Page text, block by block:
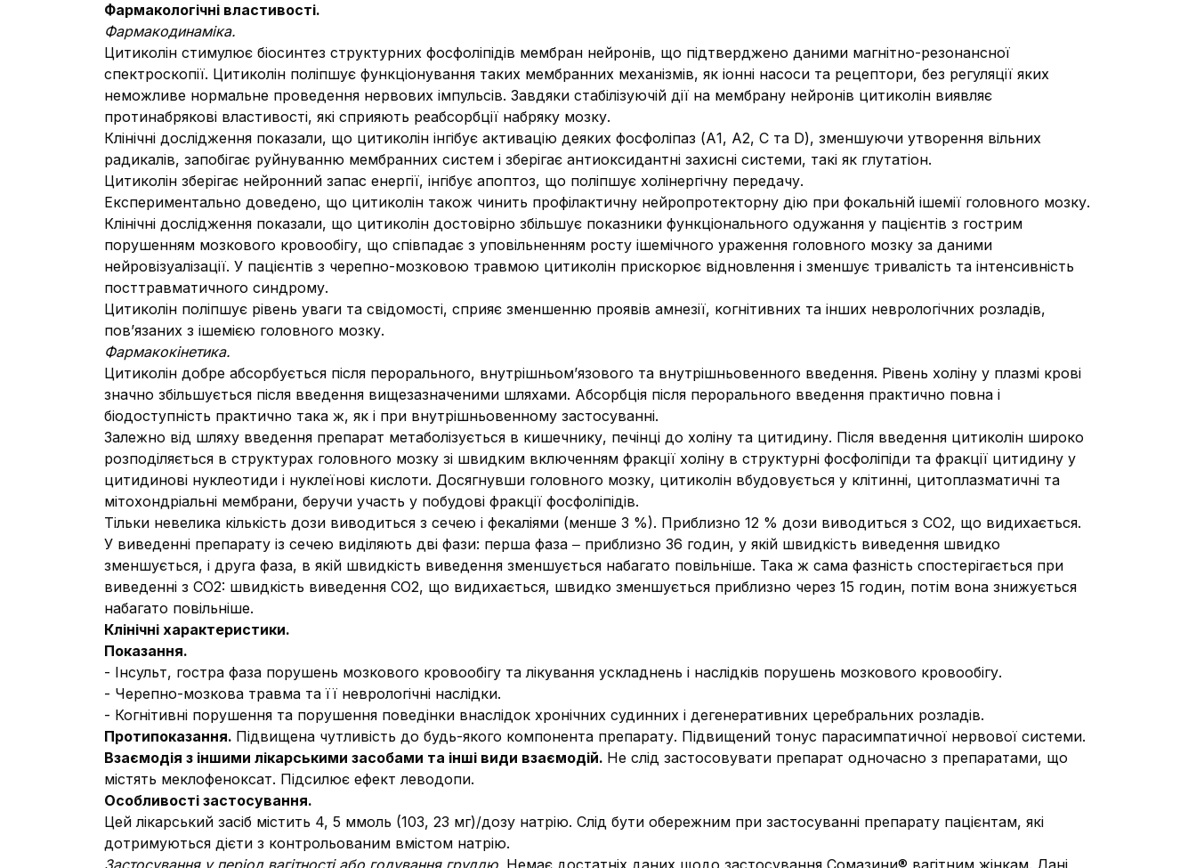
Фармакологічні властивості.
Фармакодинаміка.
Цитиколін стимулює біосинтез структурних фосфоліпідів мембран нейронів, що підтверджено даними магнітно-резонансної
спектроскопії. Цитиколін поліпшує функціонування таких мембранних механізмів, як іонні насоси та рецептори, без регуляції яких
неможливе нормальне проведення нервових імпульсів. Завдяки стабілізуючій дії на мембрану нейронів цитиколін виявляє
протинабрякові властивості, які сприяють реабсорбції набряку мозку.
Клінічні дослідження показали, що цитиколін інгібує активацію деяких фосфоліпаз (А1, А2, С та D), зменшуючи утворення вільних
радикалів, запобігає руйнуванню мембранних систем і зберігає антиоксидантні захисні системи, такі як глутатіон.
Цитиколін зберігає нейронний запас енергії, інгібує апоптоз, що поліпшує холінергічну передачу.
Експериментально доведено, що цитиколін також чинить профілактичну нейропротекторну дію при фокальній ішемії головного мозку.
Клінічні дослідження показали, що цитиколін достовірно збільшує показники функціонального одужання у пацієнтів з гострим
порушенням мозкового кровообігу, що співпадає з уповільненням росту ішемічного ураження головного мозку за даними
нейровізуалізації. У пацієнтів з черепно-мозковою травмою цитиколін прискорює відновлення і зменшує тривалість та інтенсивність
посттравматичного синдрому.
Цитиколін поліпшує рівень уваги та свідомості, сприяє зменшенню проявів амнезії, когнітивних та інших неврологічних розладів,
пов’язаних з ішемією головного мозку.
Фармакокінетика.
Цитиколін добре абсорбується після перорального, внутрішньом’язового та внутрішньовенного введення. Рівень холіну у плазмі крові
значно збільшується після введення вищезазначеними шляхами. Абсорбція після перорального введення практично повна і
біодоступність практично така ж, як і при внутрішньовенному застосуванні.
Залежно від шляху введення препарат метаболізується в кишечнику, печінці до холіну та цитидину. Після введення цитиколін широко
розподіляється в структурах головного мозку зі швидким включенням фракції холіну в структурні фосфоліпіди та фракції цитидину у
цитидинові нуклеотиди і нуклеїнові кислоти. Досягнувши головного мозку, цитиколін вбудовується у клітинні, цитоплазматичні та
мітохондріальні мембрани, беручи участь у побудові фракції фосфоліпідів.
Тільки невелика кількість дози виводиться з сечею і фекаліями (менше 3 %). Приблизно 12 % дози виводиться з СО2, що видихається.
У виведенні препарату із сечею виділяють дві фази: перша фаза ‒ приблизно 36 годин, у якій швидкість виведення швидко
зменшується, і друга фаза, в якій швидкість виведення зменшується набагато повільніше. Така ж сама фазність спостерігається при
виведенні з СО2: швидкість виведення СО2, що видихається, швидко зменшується приблизно через 15 годин, потім вона знижується
набагато повільніше.
Клінічні характеристики.
Показання.
- Інсульт, гостра фаза порушень мозкового кровообігу та лікування ускладнень і наслідків порушень мозкового кровообігу.
- Черепно-мозкова травма та її неврологічні наслідки.
- Когнітивні порушення та порушення поведінки внаслідок хронічних судинних і дегенеративних церебральних розладів.
Протипоказання. Підвищена чутливість до будь-якого компонента препарату. Підвищений тонус парасимпатичної нервової системи.
Взаємодія з іншими лікарськими засобами та інші види взаємодій. Не слід застосовувати препарат одночасно з препаратами, що
містять меклофеноксат. Підсилює ефект леводопи.
Особливості застосування.
Цей лікарський засіб містить 4, 5 ммоль (103, 23 мг)/дозу натрію. Слід бути обережним при застосуванні препарату пацієнтам, які
дотримуються дієти з контрольованим вмістом натрію.
Застосування у період вагітності або годування груддю. Немає достатніх даних щодо застосування Сомазини® вагітним жінкам. Дані